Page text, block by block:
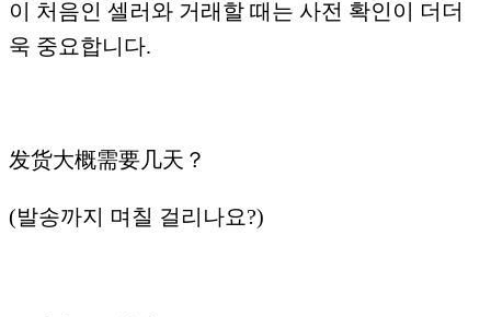
이 처음인 셀러와 거래할 때는 사전 확인이 더더
욱 중요합니다.
发货大概需要几天？
(발송까지 며칠 걸리나요?)